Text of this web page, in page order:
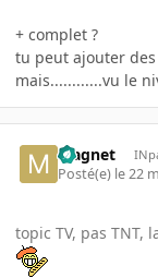
+ complet ?
tu peut ajouter
mais............vu le
Magnet
Posté(e) le 22
topic TV, pas TNT,